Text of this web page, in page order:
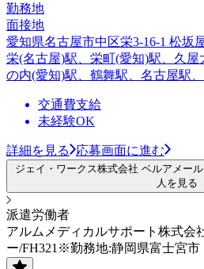
勤務地
面接地
愛知県名古屋市中区栄3-16-1 松坂
栄(名古屋)駅、栄町(愛知)駅、久
の内(愛知)駅、鶴舞駅、名古屋駅
交通費支給
未経験OK
詳細を見る 応募画面に進む
ジェイ・ワークス株式会社 ベルアメール 松坂屋名古屋店のその他の求
人を見る
派遣労働者
アルムメディカルサポート株式会
ー/FH321※勤務地:静岡県富士宮市